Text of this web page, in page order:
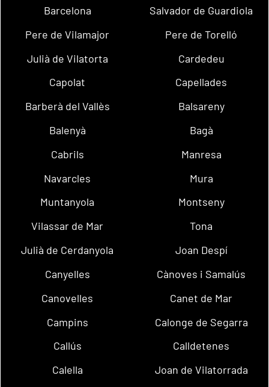
Barcelona
Salvador de Guardiola
Pere de Vilamajor
Pere de Torelló
Julià de Vilatorta
Cardedeu
Capolat
Capellades
Barberà del Vallès
Balsareny
Balenyà
Bagà
Cabrils
Manresa
Navarcles
Mura
Muntanyola
Montseny
Vilassar de Mar
Tona
Julià de Cerdanyola
Joan Despí
Canyelles
Cànoves i Samalús
Canovelles
Canet de Mar
Campins
Calonge de Segarra
Callús
Calldetenes
Calella
Joan de Vilatorrada